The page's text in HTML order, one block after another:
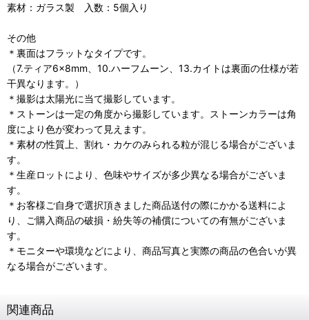
素材：ガラス製 入数：5個入り
その他
＊裏面はフラットなタイプです。
（7.ティア6×8mm、10.ハーフムーン、13.カイトは裏面の仕様が若
干異なります。）
＊撮影は太陽光に当て撮影しています。
＊ストーンは一定の角度から撮影しています。ストーンカラーは角
度により色が変わって見えます。
＊素材の性質上、割れ・カケのみられる粒が混じる場合がございま
す。
＊生産ロットにより、色味やサイズが多少異なる場合がございま
す。
＊お客様ご自身で選択頂きました商品送付の際にかかる送料によ
り、ご購入商品の破損・紛失等の補償についての有無がございま
す。
＊モニターや環境などにより、商品写真と実際の商品の色合いが異
なる場合がございます。
関連商品